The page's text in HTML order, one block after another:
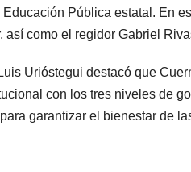
Pública estatal. En
así como el regidor Gabriel
Urióstegui destacó que
con los tres niveles de
garantizar el bienestar de